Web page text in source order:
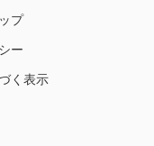
プ
ー
く表示